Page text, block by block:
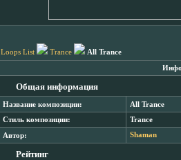
Loops List Trance All Trance
Общая информация
Название композиции: All Trance
Стиль композиции: Trance
Автор: Shaman
Рейтинг